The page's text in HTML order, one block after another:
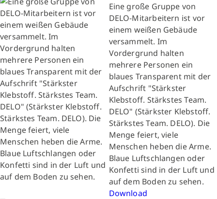
Eine große Gruppe von
DELO-Mitarbeitern ist vor
einem weißen Gebäude
versammelt. Im
Vordergrund halten
mehrere Personen ein
blaues Transparent mit der
Aufschrift "Stärkster
Klebstoff. Stärkstes Team.
DELO" (Stärkster Klebstoff.
Stärkstes Team. DELO). Die
Menge feiert, viele
Menschen heben die Arme.
Blaue Luftschlangen oder
Konfetti sind in der Luft und
auf dem Boden zu sehen.
Download